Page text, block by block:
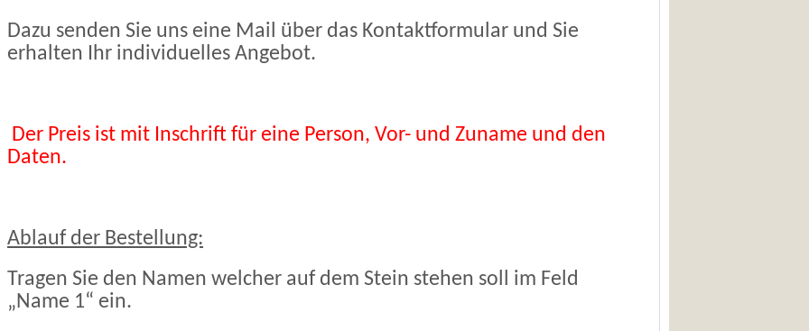
Dazu senden Sie uns eine Mail über das Kontaktformular und Sie
erhalten Ihr individuelles Angebot.
Der Preis ist mit Inschrift für eine Person, Vor- und Zuname und den
Daten.
Ablauf der Bestellung:
Tragen Sie den Namen welcher auf dem Stein stehen soll im Feld
„Name 1“ ein.